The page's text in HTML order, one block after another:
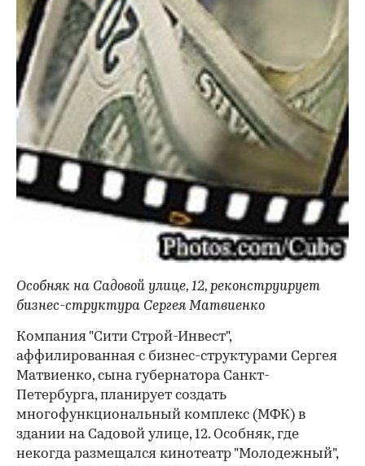
Особняк на Садовой улице, 12, реконструирует
бизнес-структура Сергея Матвиенко
Компания "Сити Строй-Инвест",
аффилированная с бизнес-структурами Сергея
Матвиенко, сына губернатора Санкт-
Петербурга, планирует создать
многофункциональный комплекс (МФК) в
здании на Садовой улице, 12. Особняк, где
некогда размещался кинотеатр "Молодежный",